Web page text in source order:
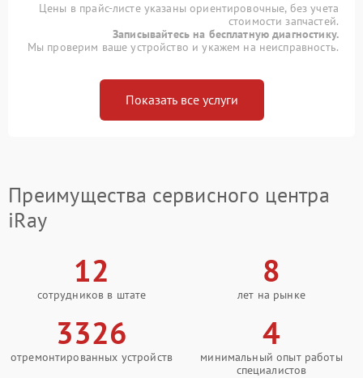
Цены в прайс-листе указаны ориентировочные, без учета
стоимости запчастей.
Записывайтесь на бесплатную диагностику.
Мы проверим ваше устройство и укажем на неисправность.
Показать все услуги
Преимущества сервисного центра
iRay
12
сотрудников в штате
8
лет на рынке
3326
отремонтированных устройств
4
минимальный опыт работы
специалистов